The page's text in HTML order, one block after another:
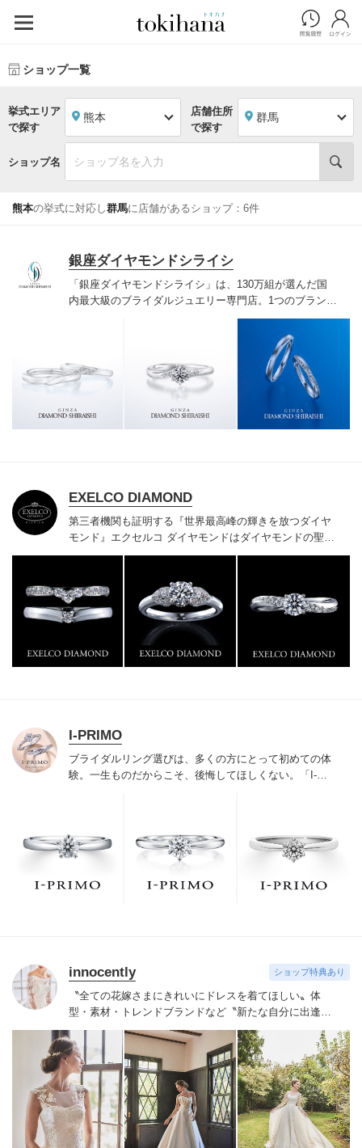
ショップ一覧
挙式エリア
で探す
熊本
店舗住所
で探す
群馬
ショップ名
熊本の挙式に対応し群馬に店舗があるショップ：6件
銀座ダイヤモンドシライシ
「銀座ダイヤモンドシライシ」は、130万組が選んだ国
内最大級のブライダルジュエリー専門店。1つのブランド
では国内最大級の700種類以上の豊富なデザインを取り
揃え、ふたりの「似合う」と「好き」を同時に叶えた満
足の選択ができる指輪をご提案しています。多くのお客
様にご満足いただけている、一生身に着けるための指輪
のクオリティや購入後のアフターサービスをぜひ一度店
頭でお確かめください。
EXELCO DIAMOND
第三者機関も証明する『世界最高峰の輝きを放つダイヤ
モンド』 エクセルコ ダイヤモンドはダイヤモンドの聖地
ベルギー発祥で200年以上の歴史がある真のカッターズ
門店としてリングのデザインや品質にもこだわっていま
す。おふたりに本物の輝きを一生身に着けていただきた
い想いで「ヴァージン・ダイヤモンド」「ハードプラチ
ナ」「保証内容」にこだわっています。
I-PRIMO
ブライダルリング選びは、多くの方にとって初めての体
験。一生ものだからこそ、後悔してほしくない。「I-
でお待ちしております。リング選びの最初の一歩をご一
緒に。まずは、アイプリモへ。
innocently ショップ特典あり
〝全ての花嫁さまにきれいにドレスを着てほしい〟 体
型・素材・トレンドブランドなど〝新たな自分に出逢え
る〟幅広いラインナップが揃うinnocently。
素材・デザイ
ンにこだわったオリジナルドレスは3～23号まで展開。
国内外の有名デザイナーズドレスも多数取扱っており、
NYやミラノ・バルセロナからセレクトされたインポート
ドレスは全て日本人花嫁向けにサイズ調整。さらに和装
は1903年創業からの伝統を受け継がれている厳選された
お着物や現代の薫りをちりばめた艶やかなコレクショ
ン。 すべての花嫁さまへ後悔しないお衣裳選びをお手伝